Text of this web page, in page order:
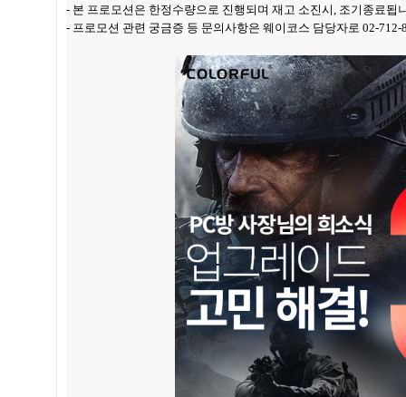
- 본 프로모션은 한정수량으로 진행되며 재고 소진시, 조기종료됩
- 프로모션 관련 궁금증 등 문의사항은 웨이코스 담당자로 02-